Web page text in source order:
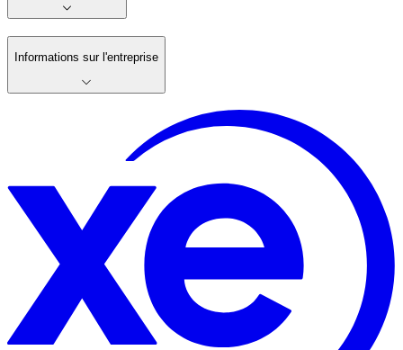
Informations sur l'entreprise